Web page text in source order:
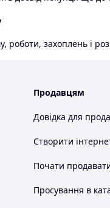
роботи, захоплень і
Продавцям
Довідка для
Створити
Почати
Просування в